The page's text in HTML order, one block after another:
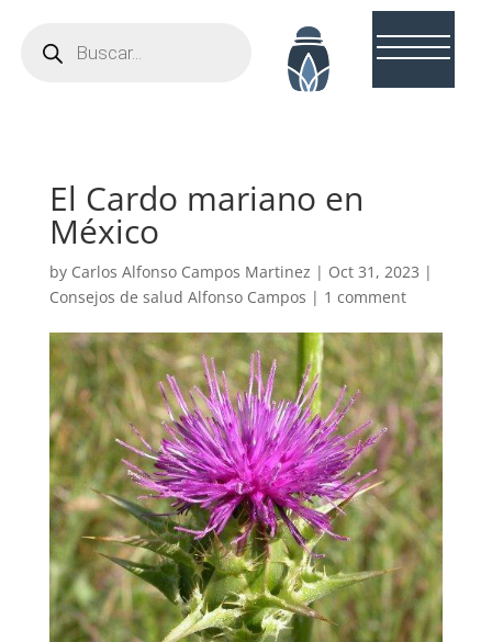
productos
El Cardo mariano en
México
by Carlos Alfonso Campos Martinez | Oct 31, 2023 |
Consejos de salud Alfonso Campos | 1 comment